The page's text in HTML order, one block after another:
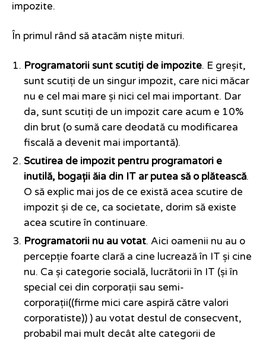
impozite.
În primul rând să atacăm niște mituri.
Programatorii sunt scutiți de impozite. E greșit,
sunt scutiți de un singur impozit, care nici măcar
nu e cel mai mare și nici cel mai important. Dar
da, sunt scutiți de un impozit care acum e 10%
din brut (o sumă care deodată cu modificarea
fiscală a devenit mai importantă).
Scutirea de impozit pentru programatori e
inutilă, bogații ăia din IT ar putea să o plătească.
O să explic mai jos de ce există acea scutire de
impozit și de ce, ca societate, dorim să existe
acea scutire în continuare.
Programatorii nu au votat. Aici oamenii nu au o
percepție foarte clară a cine lucrează în IT și cine
nu. Ca și categorie socială, lucrătorii în IT (și în
special cei din corporații sau semi-
corporații((firme mici care aspiră către valori
corporatiste)) ) au votat destul de consecvent,
probabil mai mult decât alte categorii de